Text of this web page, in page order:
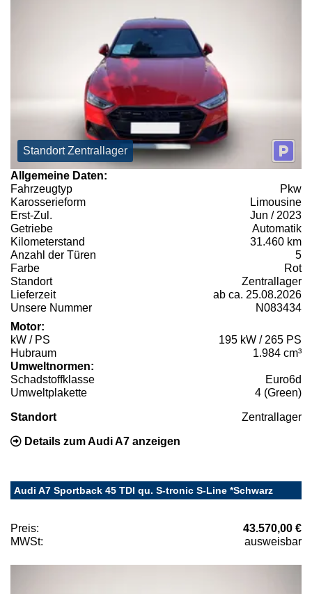
Standort Zentrallager
Allgemeine Daten:
Fahrzeugtyp
Pkw
Karosserieform
Limousine
Erst-Zul.
Jun / 2023
Getriebe
Automatik
Kilometerstand
31.460 km
Anzahl der Türen
5
Farbe
Rot
Standort
Zentrallager
Lieferzeit
ab ca. 25.08.2026
Unsere Nummer
N083434
Motor:
kW / PS
195 kW / 265 PS
Hubraum
1.984 cm³
Umweltnormen:
Schadstoffklasse
Euro6d
Umweltplakette
4 (Green)
Standort Zentrallager
Details zum Audi A7 anzeigen
Audi A7 Sportback 45 TDI qu. S-tronic S-Line *Schwarz
Preis:
43.570,00 €
MWSt:
ausweisbar